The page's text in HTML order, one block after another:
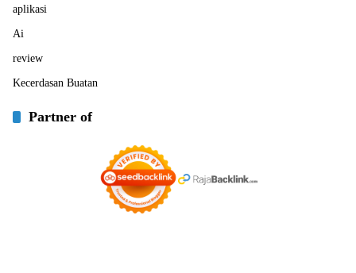
aplikasi
Ai
review
Kecerdasan Buatan
Partner of